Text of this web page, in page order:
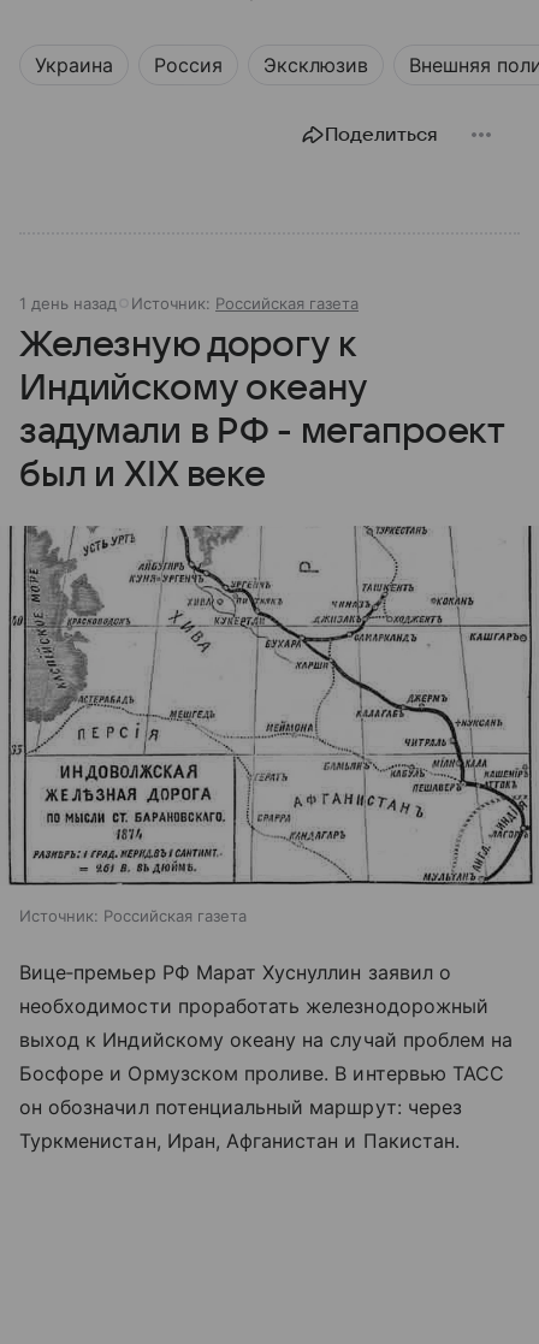
Украина Россия Эксклюзив Внешняя
Поделиться
1 день назад Источник: Российская газета
Железную дорогу к
Индийскому океану
задумали в РФ - мегапроект
был и XIX веке
Источник: Российская газета
Вице‑премьер РФ Марат Хуснуллин заявил о
необходимости проработать железнодорожный
выход к Индийскому океану на случай проблем на
Босфоре и Ормузском проливе. В интервью ТАСС
он обозначил потенциальный маршрут: через
Туркменистан, Иран, Афганистан и Пакистан.